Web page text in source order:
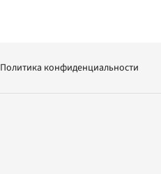
Политика конфиденциальности